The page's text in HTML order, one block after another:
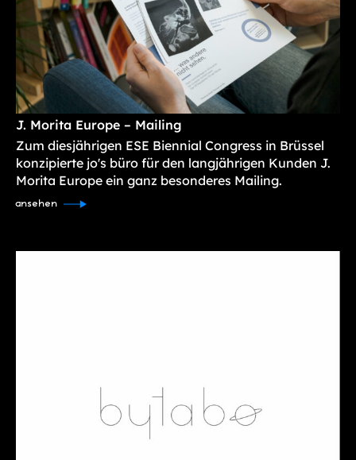
J. Morita Europe – Mailing
Zum diesjährigen ESE Biennial Congress in Brüssel
konzipierte jo's büro für den langjährigen Kunden J.
Morita Europe ein ganz besonderes Mailing.
ansehen